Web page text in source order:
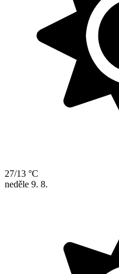
27/13 °C
neděle 9. 8.